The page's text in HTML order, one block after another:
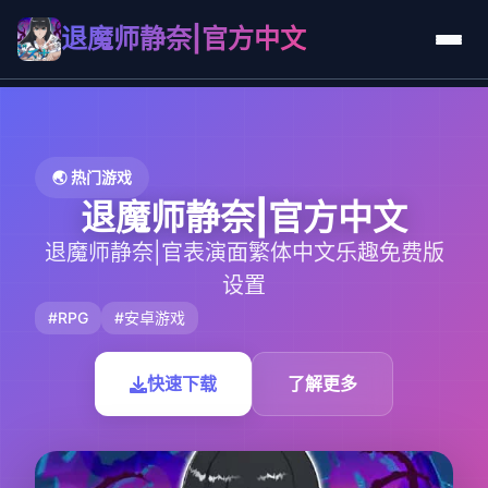
退魔师静奈|官方中文
🌏 热门游戏
退魔师静奈|官方中文
退魔师静奈|官表演面繁体中文乐趣免费版
设置
#RPG #安卓游戏
快速下载 了解更多